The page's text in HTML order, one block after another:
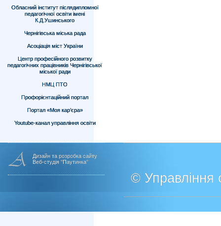
Обласний інститут післядипломної
педагогічної освіти імені
К.Д.Ушинського
Чернігівська міська рада
Асоціація міст України
Центр професійного розвитку
педагогічних працівників Чернігівської
міської ради
НМЦ ПТО
Профорієнтаційний портал
Портал «Моя кар’єра»
Youtube-канал управління освіти
Дизайн та розробка сайту
Веб-студія "Паутинка"
© Управління